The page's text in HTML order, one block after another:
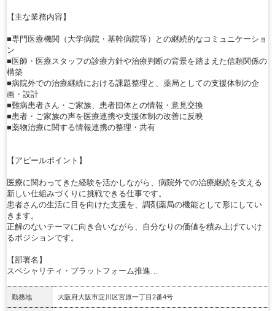
【主な業務内容】
■専門医療機関（大学病院・基幹病院等）との継続的なコミュニケーショ
ン
■医師・医療スタッフの診療方針や治療判断の背景を踏まえた信頼関係の
構築
■病院外での治療継続における課題整理と、薬局としての支援体制の企
画・設計
■難病患者さん・ご家族、患者団体との情報・意見交換
■患者・ご家族の声を医療連携や支援体制の改善に反映
■薬物治療に関する情報連携の整理・共有
【アピールポイント】
医療に関わってきた経験を活かしながら、病院外での治療継続を支える
新しい仕組みづくりに挑戦できる仕事です。
患者さんの生活に目を向けた支援を、調剤薬局の機能として形にしてい
きます。
正解のないテーマに向き合いながら、自分なりの価値を積み上げていけ
るポジションです。
【部署名】
スペシャリティ・プラットフォーム推進…
勤務地 大阪府大阪市淀川区宮原一丁目2番4号